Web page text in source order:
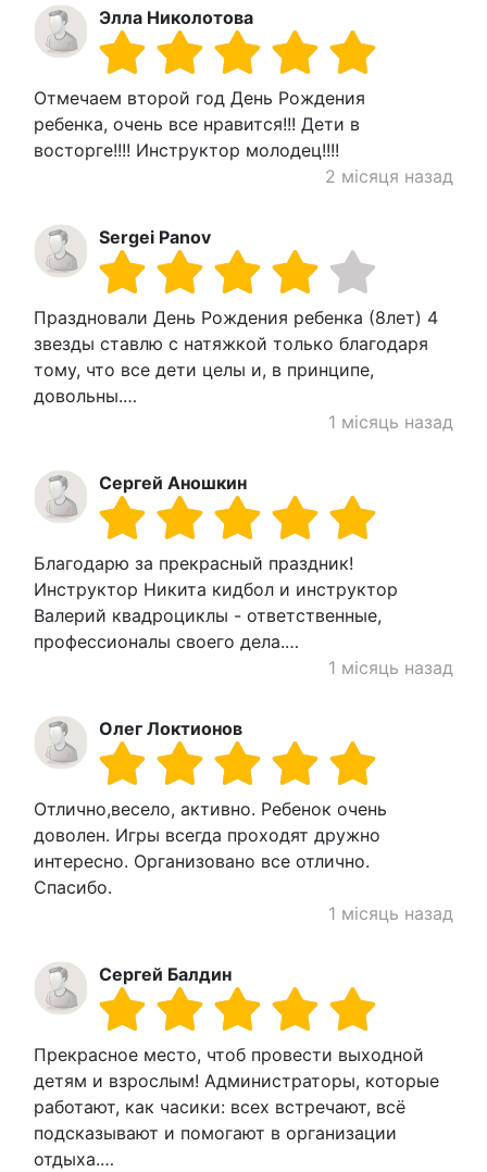
Элла Николотова
Отмечаем второй год День Рождения
ребенка, очень все нравится!!! Дети в
восторге!!!! Инструктор молодец!!!!
2 місяця назад
Sergei Panov
Праздновали День Рождения ребенка (8лет) 4
звезды ставлю с натяжкой только благодаря
тому, что все дети целы и, в принципе,
довольны.…
1 місяць назад
Сергей Аношкин
Благодарю за прекрасный праздник!
Инструктор Никита кидбол и инструктор
Валерий квадроциклы - ответственные,
профессионалы своего дела.…
1 місяць назад
Олег Локтионов
Отлично,весело, активно. Ребенок очень
доволен. Игры всегда проходят дружно
интересно. Организовано все отлично.
Спасибо.
1 місяць назад
Сергей Балдин
Прекрасное место, чтоб провести выходной
детям и взрослым! Администраторы, которые
работают, как часики: всех встречают, всё
подсказывают и помогают в организации
отдыха.…